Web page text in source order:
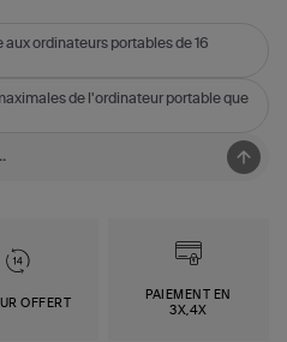
ordinateurs portables de 16
de l'ordinateur portable que
OFFERT
PAIEMENT EN
3X,4X